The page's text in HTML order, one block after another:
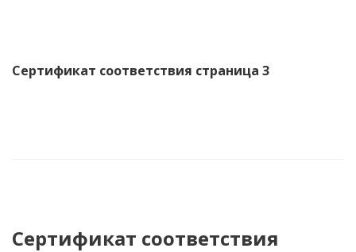
Сертификат соответствия страница 3
Сертификат соответствия